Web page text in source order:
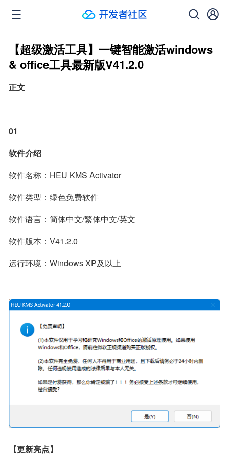
【超级激活工具】一键智能激活windows
& office工具最新版V41.2.0
正文
01
软件介绍
软件名称：HEU KMS Activator
软件类型：绿色免费软件
软件语言：简体中文/繁体中文/英文
软件版本：V41.2.0
运行环境：Windows XP及以上
【更新亮点】